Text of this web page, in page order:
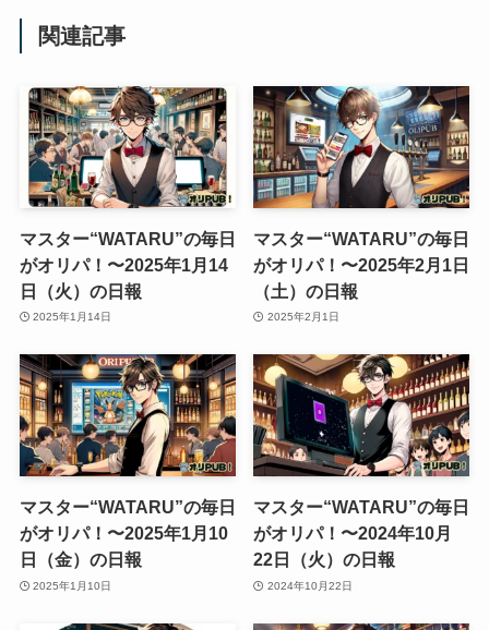
関連記事
マスター“WATARU”の毎日
がオリパ！〜2025年1月14
日（火）の日報
2025年1月14日
マスター“WATARU”の毎日
がオリパ！〜2025年2月1日
（土）の日報
2025年2月1日
マスター“WATARU”の毎日
がオリパ！〜2025年1月10
日（金）の日報
2025年1月10日
マスター“WATARU”の毎日
がオリパ！〜2024年10月
22日（火）の日報
2024年10月22日